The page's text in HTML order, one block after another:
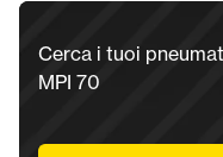
Cerca i tuoi
MPI 70